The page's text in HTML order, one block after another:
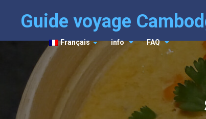
Guide voyage
Français info FAQ